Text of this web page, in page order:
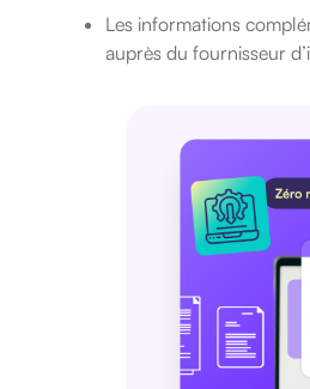
Les informations
auprès du fournisseur